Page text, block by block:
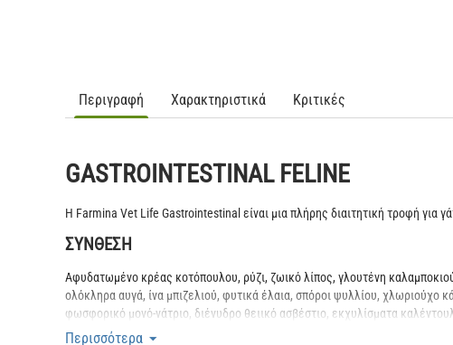
Περιγραφή Χαρακτηριστικά Κριτικές
GASTROINTESTINAL FELINE
Η Farmina Vet Life Gastrointestinal είναι μια πλήρης διαιτητική τροφή για
ΣΥΝΘΕΣΗ
Αφυδατωμένο κρέας κοτόπουλου, ρύζι, ζωικό λίπος, γλουτένη
ολόκληρα αυγά, ίνα μπιζελιού, φυτικά έλαια, σπόροι ψυλλίου, χλωριούχο
φωσφορικό μονό-νάτριο, διένυδρο θειικό ασβέστιο, εκχυλίσματα
ΠΡΟΣΘΕΤΑ ΤΡΟΦΗΣ ΑΝΑ KG
Περισσότερα